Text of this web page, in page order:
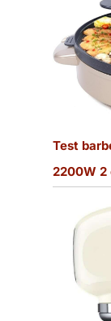
Test
2200W 2